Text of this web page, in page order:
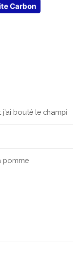
Carbon
j’ai bouté le champi
pomme